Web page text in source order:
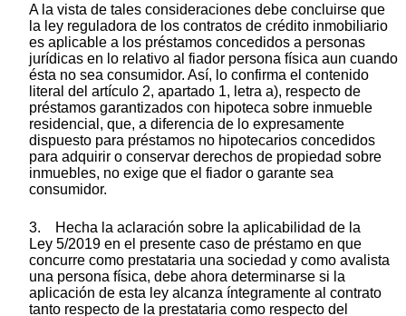
A la vista de tales consideraciones debe concluirse que
la ley reguladora de los contratos de crédito inmobiliario
es aplicable a los préstamos concedidos a personas
jurídicas en lo relativo al fiador persona física aun cuando
ésta no sea consumidor. Así, lo confirma el contenido
literal del artículo 2, apartado 1, letra a), respecto de
préstamos garantizados con hipoteca sobre inmueble
residencial, que, a diferencia de lo expresamente
dispuesto para préstamos no hipotecarios concedidos
para adquirir o conservar derechos de propiedad sobre
inmuebles, no exige que el fiador o garante sea
consumidor.
3. Hecha la aclaración sobre la aplicabilidad de la
Ley 5/2019 en el presente caso de préstamo en que
concurre como prestataria una sociedad y como avalista
una persona física, debe ahora determinarse si la
aplicación de esta ley alcanza íntegramente al contrato
tanto respecto de la prestataria como respecto del